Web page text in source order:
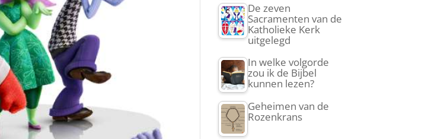
De zeven
Sacramenten van de
Katholieke Kerk
uitgelegd
In welke volgorde
zou ik de Bijbel
kunnen lezen?
Geheimen van de
Rozenkrans